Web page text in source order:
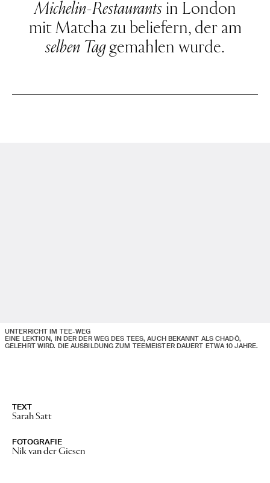
Michelin-Restaurants in London
mit Matcha zu beliefern, der am
selben Taggemahlen wurde.
UNTERRICHT IM TEE-WEG
EINE LEKTION, IN DER DER WEG DES TEES, AUCH BEKANNT ALS CHADŌ,
GELEHRT WIRD. DIE AUSBILDUNG ZUM TEEMEISTER DAUERT ETWA 10 JAHRE.
TEXT
Sarah Satt
FOTOGRAFIE
Nik van der Giesen